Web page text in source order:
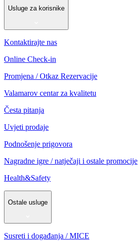
Usluge za korisnike
Kontaktirajte nas
Online Check-in
Promjena / Otkaz Rezervacije
Valamarov centar za kvalitetu
Česta pitanja
Uvjeti prodaje
Podnošenje prigovora
Nagradne igre / natječaji i ostale promocije
Health&Safety
Ostale usluge
Susreti i događanja / MICE